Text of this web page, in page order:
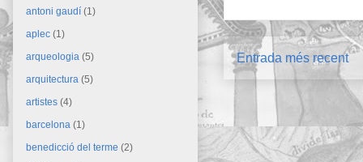
Entrada més recent
antoni gaudí (1)
aplec (1)
arqueologia (5)
arquitectura (5)
artistes (4)
barcelona (1)
benedicció del terme (2)